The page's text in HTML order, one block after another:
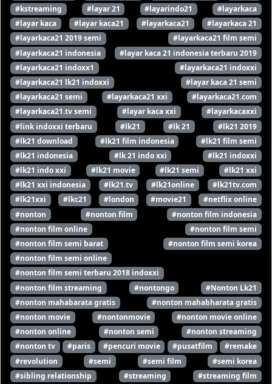
#kstreaming
#layar 21 #layarindo21
#layarkaca
#layar kaca
#layar kaca21 #layarkaca21
#layarkaca 21
#layarkaca21 2019 semi
#layarkaca21 film semi
#layarkaca21 indonesia
#layar kaca 21 indonesia terbaru 2019
#layarkaca21 indoxx1
#layarkaca21 indoxxi
#layarkaca21 lk21 indoxxi
#layar kaca 21 semi
#layarkaca21 semi
#layarkaca21 xxi
#layarkaca21.com
#layarkaca21.tv semi
#layar kaca xxi
#layarkacaxxi
#link indoxxi terbaru
#lk21 #lk 21
#lk21 2019
#lk21 download
#lk21 film indonesia
#lk21 film semi
#lk21 indonesia
#lk 21 indo xxi
#lk21 indoxxi
#lk21 indo xxi
#lk21 movie #lk21 semi
#lk21 xxi
#lk21 xxi indonesia
#lk21.tv #lk21online
#lk21tv.com
#lk21xxi
#lkc21 #london #movie21
#netflix online
#nonton
#nonton film
#nonton film indonesia
#nonton film online
#nonton film semi
#nonton film semi barat
#nonton film semi korea
#nonton film semi online
#nonton film semi terbaru 2018 indoxxi
#nonton film streaming
#nontongo
#Nonton Lk21
#nonton mahabarata gratis
#nonton mahabharata gratis
#nonton movie
#nontonmovie
#nonton movie online
#nonton online
#nonton semi
#nonton streaming
#nonton tv
#paris #pencuri movie #pusatfilm
#remake
#revolution
#semi #semi film
#semi korea
#sibling relationship
#streaming
#streaming film